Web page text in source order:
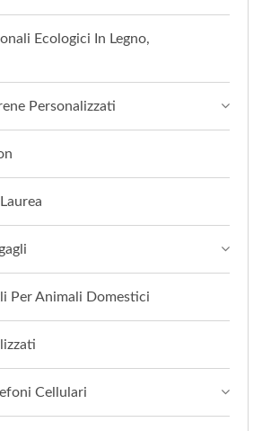
Ecologici In Legno,
Personalizzati
Per Animali Domestici
Cellulari